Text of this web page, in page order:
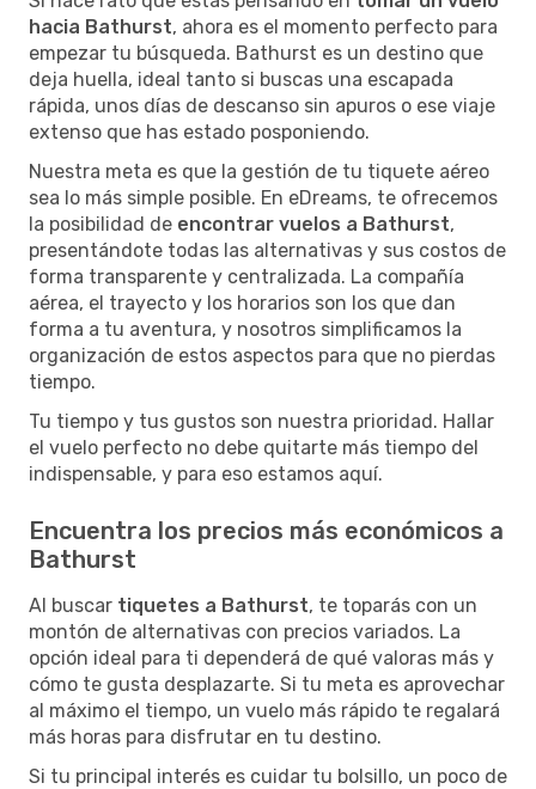
hacia Bathurst, ahora es el momento perfecto para
empezar tu búsqueda. Bathurst es un destino que
deja huella, ideal tanto si buscas una escapada
rápida, unos días de descanso sin apuros o ese viaje
extenso que has estado posponiendo.
Nuestra meta es que la gestión de tu tiquete aéreo
sea lo más simple posible. En eDreams, te ofrecemos
la posibilidad de encontrar vuelos a Bathurst,
presentándote todas las alternativas y sus costos de
forma transparente y centralizada. La compañía
aérea, el trayecto y los horarios son los que dan
forma a tu aventura, y nosotros simplificamos la
organización de estos aspectos para que no pierdas
tiempo.
Tu tiempo y tus gustos son nuestra prioridad. Hallar
el vuelo perfecto no debe quitarte más tiempo del
indispensable, y para eso estamos aquí.
Encuentra los precios más económicos a
Bathurst
Al buscar tiquetes a Bathurst, te toparás con un
montón de alternativas con precios variados. La
opción ideal para ti dependerá de qué valoras más y
cómo te gusta desplazarte. Si tu meta es aprovechar
al máximo el tiempo, un vuelo más rápido te regalará
más horas para disfrutar en tu destino.
Si tu principal interés es cuidar tu bolsillo, un poco de